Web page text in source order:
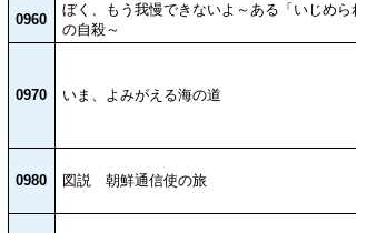
0960
ぼく、もう我慢できないよ～ある「いじめられ
の自殺～
0970 いま、よみがえる海の道
0980 図説 朝鮮通信使の旅